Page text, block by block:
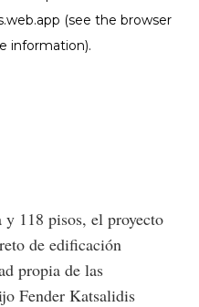
118 pisos, el proyecto
de edificación
propia de las
Fender Katsalidis